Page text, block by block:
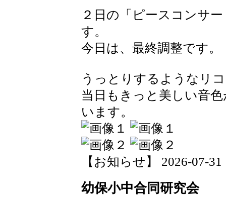
２日の「ピースコンサ
す。
今日は、最終調整です。
うっとりするようなリ
当日もきっと美しい音
います。
【お知らせ】 2026-07-31
幼保小中合同研究会